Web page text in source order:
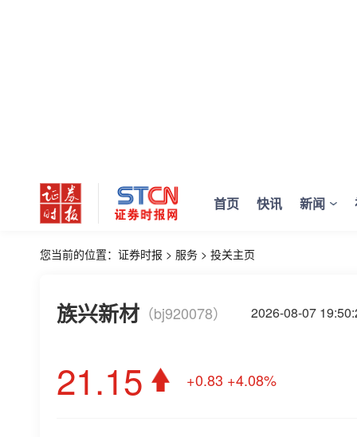
首页 快讯 新闻
您当前的位置： 证券时报 > 服务 > 投关主页
族兴新材 （bj920078） 2026-08-07
21.15 +0.83 +4.08%